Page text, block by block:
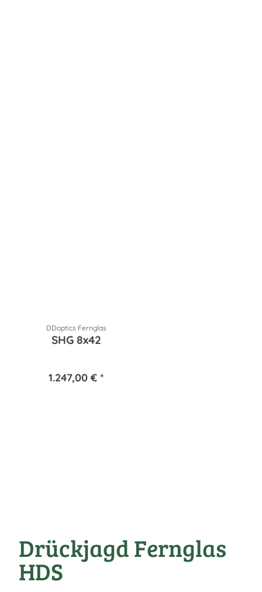
FAST
DDoptics Fernglas
SHG 8x42
1.247,00 € *
Drückjagd Fernglas
HDS